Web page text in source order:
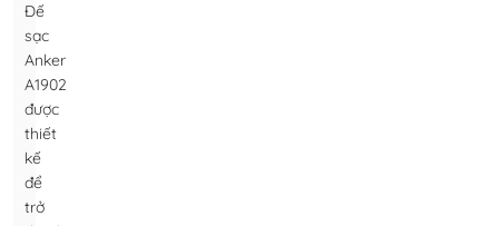
Đế
sạc
Anker
A1902
được
thiết
kế
để
trở